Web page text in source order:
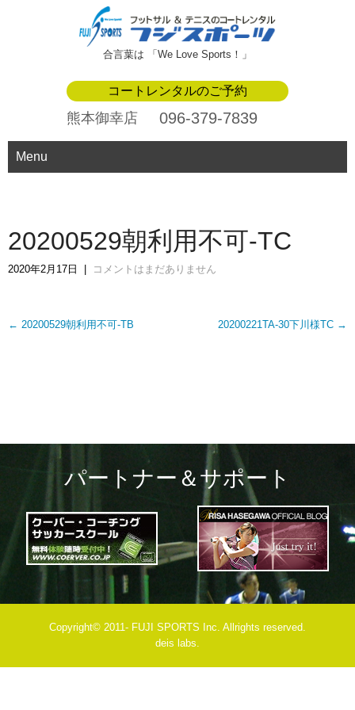
合言葉は 「We Love Sports！」
コートレンタルのご予約
熊本御幸店 096-379-7839
Menu
20200529朝利用不可-TC
2020年2月17日 コメントはまだありません
Post
← 20200529朝利用不可-TB 20200221TA-30下川様TC →
パートナー＆サポート
Copyright© 2011- FUJI SPORTS Inc. Allrights reserved.
deis labs.